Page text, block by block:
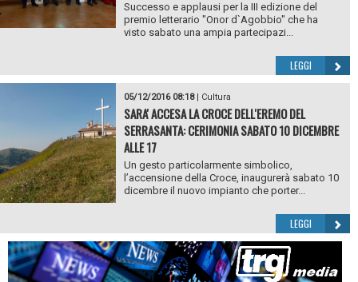
Successo e applausi per la III edizione del
premio letterario "Onor d`Agobbio" che ha
visto sabato una ampia partecipazi...
LEGGI
05/12/2016 08:18| Cultura
SARA' ACCESA LA CROCE DELL'EREMO DEL
SERRASANTA: CERIMONIA SABATO 10 DICEMBRE
ALLE 17
Un gesto particolarmente simbolico,
l’accensione della Croce, inaugurerà sabato 10
dicembre il nuovo impianto che porter...
LEGGI